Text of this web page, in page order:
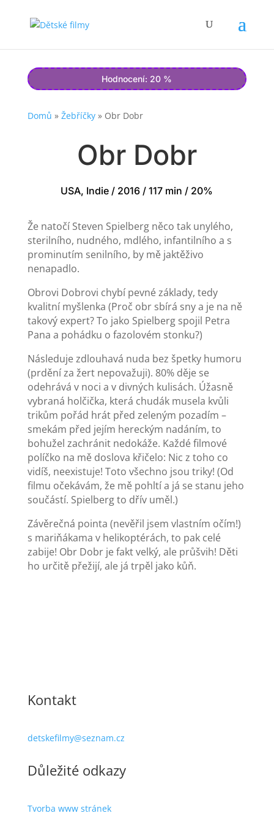
Hodnocení: 20 %
Domů » Žebříčky» Obr Dobr
Obr Dobr
USA, Indie / 2016 / 117 min / 20%
Že natočí Steven Spielberg něco tak unylého,
sterilního, nudného, mdlého, infantilního a s
prominutím senilního, by mě jaktěživo
nenapadlo.
Obrovi Dobrovi chybí pevné základy, tedy
kvalitní myšlenka (Proč obr sbírá sny a je na ně
takový expert? To jako Spielberg spojil Petra
Pana a pohádku o fazolovém stonku?)
Následuje zdlouhavá nuda bez špetky humoru
(prdění za žert nepovažuji). 80% děje se
odehrává v noci a v divných kulisách. Úžasně
vybraná holčička, která chudák musela kvůli
trikům pořád hrát před zeleným pozadím –
smekám před jejím hereckým nadáním, to
bohužel zachránit nedokáže. Každé filmové
políčko na mě doslova křičelo: Nic z toho co
vidíš, neexistuje! Toto všechno jsou triky! (Od
filmu očekávám, že mě pohltí a já se stanu jeho
součástí. Spielberg to dřív uměl.)
Závěrečná pointa (nevěřil jsem vlastním očím!)
s mariňákama v helikoptérách, to pak celé
zabije! Obr Dobr je fakt velký, ale průšvih! Děti
ho určitě přežijí, ale já trpěl jako kůň.
Kontakt
detskefilmy@seznam.cz
Důležité odkazy
Tvorba www stránek